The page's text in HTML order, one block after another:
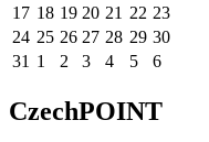
17 18 19 20 21 22 23
24 25 26 27 28 29 30
31 1 2 3 4 5 6
CzechPOINT